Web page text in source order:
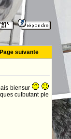
Page suivante
biensur
culbutant pie